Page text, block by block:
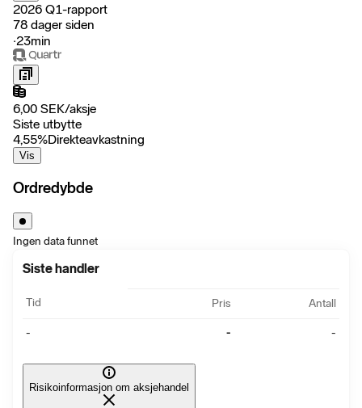
2026 Q1-rapport
78 dager siden
‧23min
6,00 SEK/aksje
Siste utbytte
4,55%Direkteavkastning
Vis
Ordredybde
Ingen data funnet
Siste handler
Tid Pris Antall
- - -
Risikoinformasjon om aksjehandel